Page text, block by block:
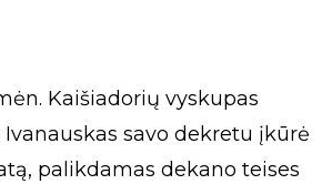
Kaišiadorių vyskupas
Ivanauskas savo dekretu įkūrė
palikdamas dekano teises